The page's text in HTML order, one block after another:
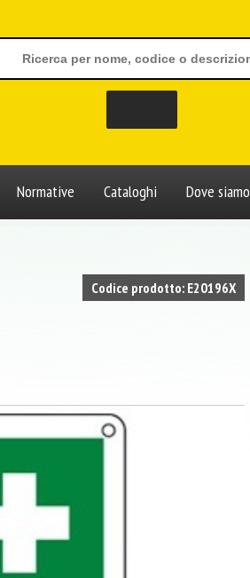
Normative Cataloghi Dove siamo
Codice prodotto: E20196X